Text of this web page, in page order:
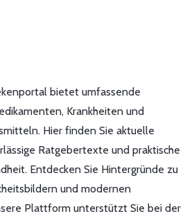
bietet umfassende
Krankheiten und
Hier finden Sie aktuelle
Ratgebertexte und praktische
Entdecken Sie Hintergründe zu
und modernen
Plattform unterstützt Sie bei der